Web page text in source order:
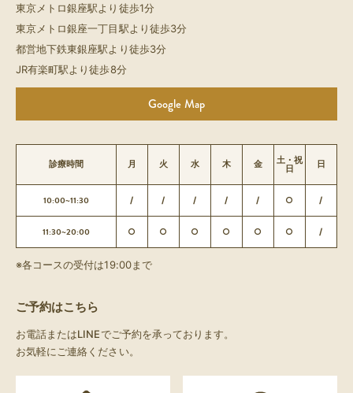
東京メトロ銀座駅より徒歩1分
東京メトロ銀座一丁目駅より徒歩3分
都営地下鉄東銀座駅より徒歩3分
JR有楽町駅より徒歩8分
Google Map
診療時間 月 火 水 木 金 土・祝
日 日
10:00~11:30 / / / / / ○ /
11:30~20:00 ○ ○ ○ ○ ○ ○ /
※各コースの受付は19:00まで
ご予約はこちら
お電話またはLINEでご予約を承っております。
お気軽にご連絡ください。